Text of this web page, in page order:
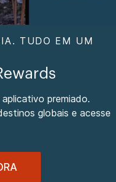
TUDO EM UM
premiado.
globais e acesse